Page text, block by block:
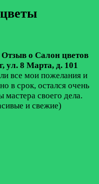
Отзыв о Салон цветов
, ул. 8 Марта, д. 101
все мои пожелания и
в срок, остался очень
мастера своего дела.
и свежие)